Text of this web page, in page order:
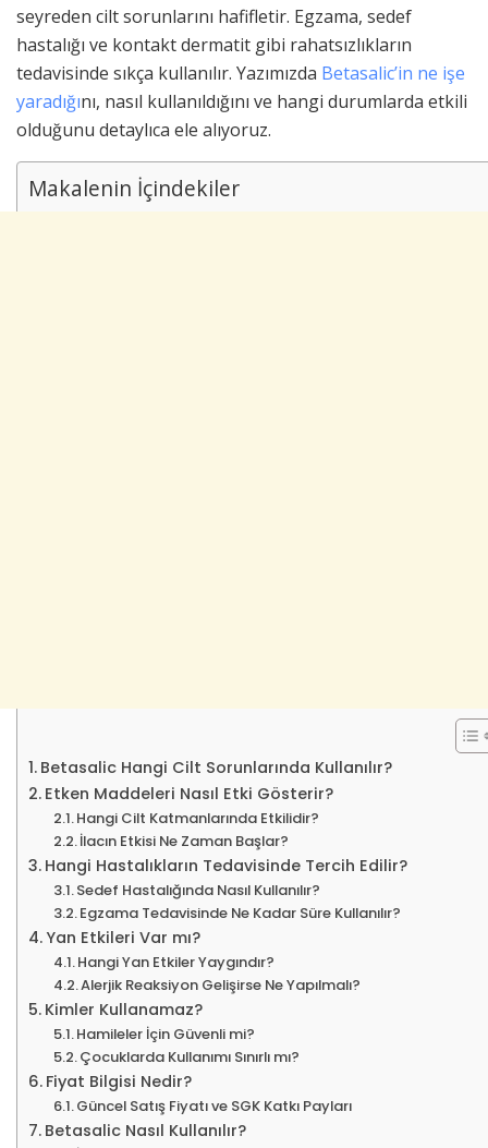
seyreden cilt sorunlarını hafifletir. Egzama, sedef
hastalığı ve kontakt dermatit gibi rahatsızlıkların
tedavisinde sıkça kullanılır. Yazımızda Betasalic’in ne işe
yaradığını, nasıl kullanıldığını ve hangi durumlarda etkili
olduğunu detaylıca ele alıyoruz.
Makalenin İçindekiler
Betasalic Hangi Cilt Sorunlarında Kullanılır?
Etken Maddeleri Nasıl Etki Gösterir?
Hangi Cilt Katmanlarında Etkilidir?
İlacın Etkisi Ne Zaman Başlar?
Hangi Hastalıkların Tedavisinde Tercih Edilir?
Sedef Hastalığında Nasıl Kullanılır?
Egzama Tedavisinde Ne Kadar Süre Kullanılır?
Yan Etkileri Var mı?
Hangi Yan Etkiler Yaygındır?
Alerjik Reaksiyon Gelişirse Ne Yapılmalı?
Kimler Kullanamaz?
Hamileler İçin Güvenli mi?
Çocuklarda Kullanımı Sınırlı mı?
Fiyat Bilgisi Nedir?
Güncel Satış Fiyatı ve SGK Katkı Payları
Betasalic Nasıl Kullanılır?